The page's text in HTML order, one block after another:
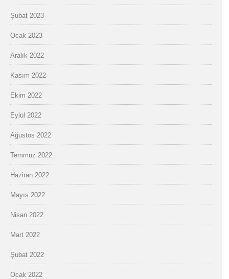
Şubat 2023
Ocak 2023
Aralık 2022
Kasım 2022
Ekim 2022
Eylül 2022
Ağustos 2022
Temmuz 2022
Haziran 2022
Mayıs 2022
Nisan 2022
Mart 2022
Şubat 2022
Ocak 2022